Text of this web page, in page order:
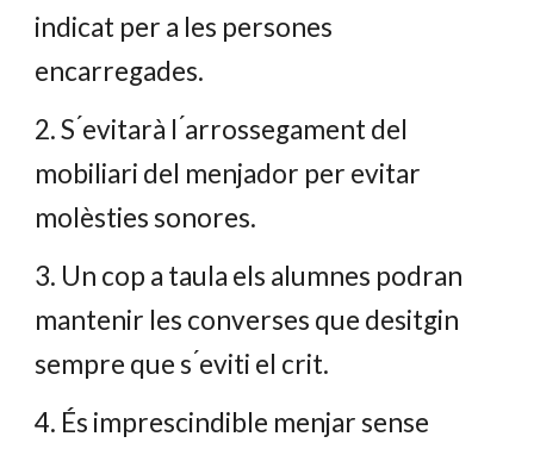
indicat per a les persones
encarregades.
2. S ́evitarà l ́arrossegament del
mobiliari del menjador per evitar
molèsties sonores.
3. Un cop a taula els alumnes podran
mantenir les converses que desitgin
sempre que s ́eviti el crit.
4. És imprescindible menjar sense